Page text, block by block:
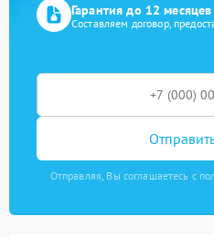
Гарантия до 12 месяцев
Составляем договор,
Отправляя, Вы соглашаетесь с